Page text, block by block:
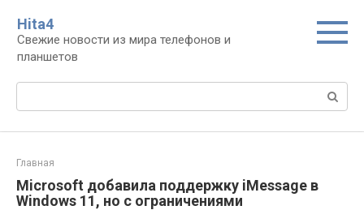
контенту
Нita4
Свежие новости из мира телефонов и
планшетов
Поиск:
Главная
Microsoft добавила поддержку iMessage в
Windows 11, но с ограничениями